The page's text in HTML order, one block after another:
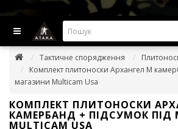
ВИГІДНІ ПРОПОЗИЦІІ — ЗНИЖКИ ДО -
Тактичне спорядження
Комплект плитоноски Архангел М
магазини Multicam Usa
КОМПЛЕКТ ПЛИТОНОСКИ
КАМЕРБАНД + ПІДСУМОК
MULTICAM USA